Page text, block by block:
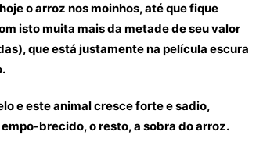
o arroz nos moinhos, até que fique
isto muita mais da metade de seu valor
que está justamente na película escura
e este animal cresce forte e sadio,
brecido, o resto, a sobra do arroz.